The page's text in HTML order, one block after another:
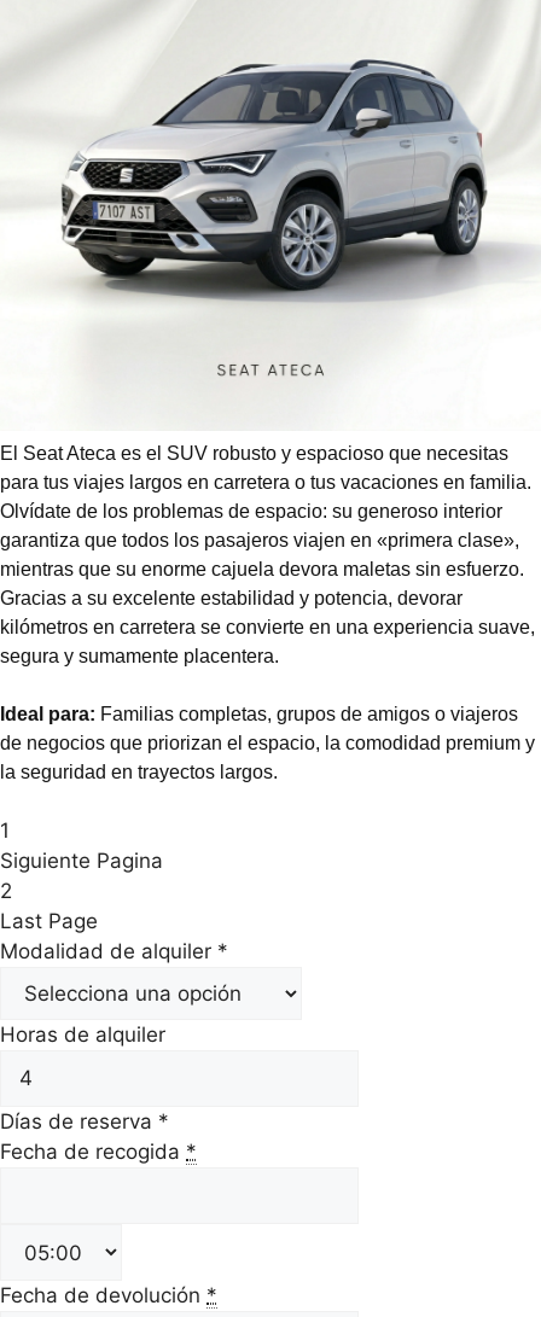
El Seat Ateca es el SUV robusto y espacioso que necesitas
para tus viajes largos en carretera o tus vacaciones en familia.
Olvídate de los problemas de espacio: su generoso interior
garantiza que todos los pasajeros viajen en «primera clase»,
mientras que su enorme cajuela devora maletas sin esfuerzo.
Gracias a su excelente estabilidad y potencia, devorar
kilómetros en carretera se convierte en una experiencia suave,
segura y sumamente placentera.
Ideal para: Familias completas, grupos de amigos o viajeros
de negocios que priorizan el espacio, la comodidad premium y
la seguridad en trayectos largos.
1
Siguiente Pagina
2
Last Page
Modalidad de alquiler *
Horas de alquiler
Días de reserva *
Fecha de recogida *
Fecha de devolución *